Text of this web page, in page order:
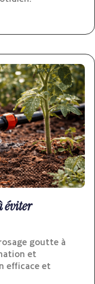
éviter
goutte à
et
efficace et